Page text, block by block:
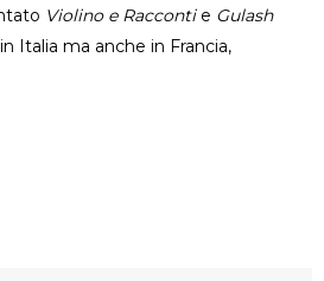
Violino e Raccontie Gulash
Italia ma anche in Francia,